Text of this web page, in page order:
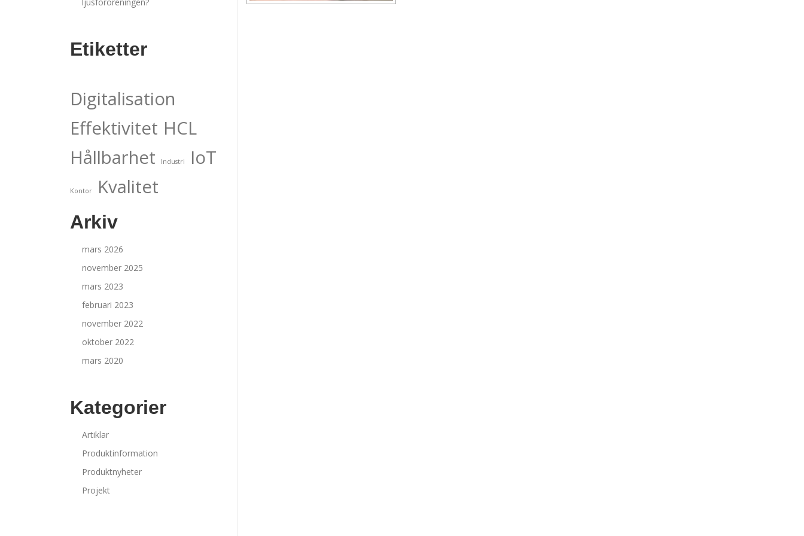
Etiketter
Digitalisation
Effektivitet HCL
Hållbarhet
Industri IoT
Kontor Kvalitet
Arkiv
mars 2026
november 2025
mars 2023
februari 2023
november 2022
oktober 2022
mars 2020
Kategorier
Artiklar
Produktinformation
Produktnyheter
Projekt